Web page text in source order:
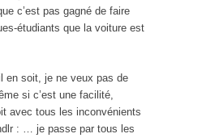
c’est pas gagné de faire
étudiants que la voiture est
en soit, je ne veux pas de
si c’est une facilité,
avec tous les inconvénients
: … je passe par tous les